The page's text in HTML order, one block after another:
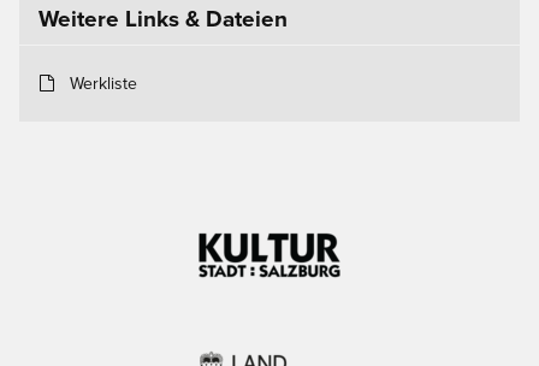
Weitere Links & Dateien
Werkliste